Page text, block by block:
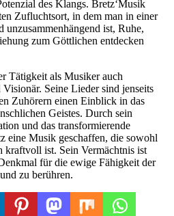
des Klangs. Bretz‘Musik
Zufluchtsort, in dem man in einer
ist, Ruhe,
zum Göttlichen entdecken
Tätigkeit als Musiker auch
Seine Lieder sind jenseits
Zuhörern einen Einblick in das
Geistes. Durch sein
und das transformierende
eine Musik geschaffen, die sowohl
kraftvoll ist. Sein Vermächtnis ist
für die ewige Fähigkeit der
zu berühren.